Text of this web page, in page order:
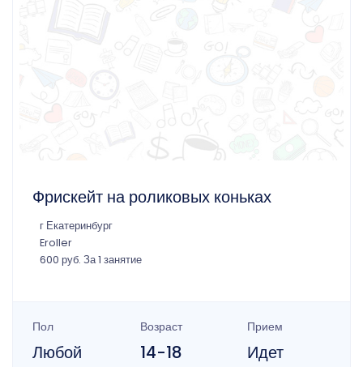
Фрискейт на роликовых коньках
г Екатеринбург
Eroller
600 руб. За 1 занятие
Пол
Любой
Возраст
14-18
Прием
Идет